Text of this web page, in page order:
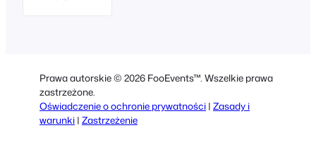
Spanish
Italian
Prawa autorskie © 2026 FooEvents™. Wszelkie prawa
zastrzeżone.
Oświadczenie o ochronie prywatności | Zasady i
warunki | Zastrzeżenie